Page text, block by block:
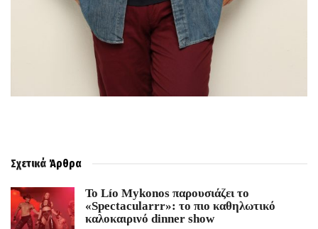
Σχετικά Άρθρα
Το Lío Mykonos παρουσιάζει το
«Spectacularrr»: το πιο καθηλωτικό
καλοκαιρινό dinner show